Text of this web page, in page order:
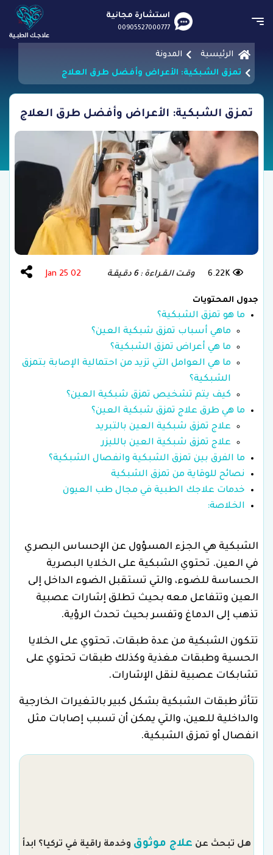
استشارة مجانية
00905527000777
الرئيسية
المدونة
تمزق الشبكية: الأعراض وأفضل طرق العلاج
تمزق الشبكية: الأعراض وأفضل طرق العلاج
6.22K وقـت الـقـراءة : 6 دقـيقـة 02 Jan 25
جدول المحتويات
ما هو تمزق الشبكية؟
ماهي أسباب تمزق شبكية العين؟
ما هي أعراض تمزق الشبكية؟
ما هي العوامل التي تزيد من احتمالية الإصابة بتمزق
الشبكية؟
كيف يتم تشخيص تمزق شبكية العين؟
ما هي طرق علاج تمزق شبكية العين؟
علاج تمزق شبكية العين بالتبريد
علاج تمزق شبكية العين بالليزر
ما الفرق بين تمزق الشبكية وانفصال الشبكية؟
نصائح للوقاية من تمزق الشبكية
خدمات علاجك الطبية في مجال طب العيون
الخلاصة:
الشبكية هي الجزء المسؤول عن الإحساس البصري
في العين. تحتوي الشبكية على الخلايا البصرية
الحساسة للضوء، والتي تستقبل الضوء الداخل إلى
العين وتتفاعل معه بحيث تطلق إشارات عصبية
تذهب إلى الدماغ وتفسر بحيث تحدث الرؤية.
تتكون الشبكية من عدة طبقات، تحتوي على الخلايا
الحسية وطبقات مغذية وكذلك طبقات تحتوي على
تشابكات عصبية لنقل الإشارات.
تتأثر طبقات الشبكية بشكل كبير بالتغيرات الخارجية
والداخلية للعين، والتي يمكن أن تسبب إصابات مثل
انفصال أو تمزق الشبكية.
هل تبحث عن علاج موثوق وخدمة راقية في تركيا؟ ابدأ